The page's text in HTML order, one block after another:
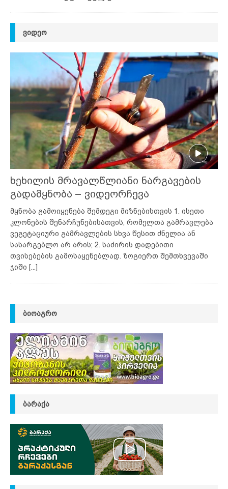
ᲕᲘᲓᲔᲝ
ხეხილის მრავალწლიანი ნარგავების
გადამყნობა – ვიდეორჩევა
მყნობა გამოიყენება შემდეგი მიზნებისთვის 1. ისეთი
კლონების შენარჩუნებისათვის, რომელთა გამრავლება
ვეგეტაციური გამრავლების სხვა წესით ძნელია ან
სასარგებლო არ არის; 2. საძირის დადებითი
თვისებების გამოსაყენებლად. ზოგიერთ შემთხვევაში
ჯიში [...]
ᲑᲘᲝᲐᲒᲠᲝ
ᲑᲐᲠᲐᲥᲐ